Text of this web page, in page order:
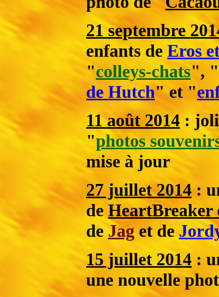
21 septembre
enfants de Eros
"colleys-chats", "
de Hutch" et "
11 août 2014 :
"photos
mise à jour
27 juillet 2014:
de HeartBreaker
deJaget de
15 juillet 2014 :
une nouvelle